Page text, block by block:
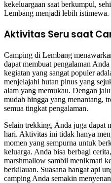
kekeluargaan saat berkumpul,
Lembang menjadi lebih istimewa.
Aktivitas Seru saat
Camping di Lembang
dapat membuat pengalaman
kegiatan yang sangat populer
menjelajahi hutan pinus yang
alam yang memukau. Dengan
mudah hingga yang menantang,
semua tingkat pengalaman.
Selain trekking, Anda juga dapat
hari. Aktivitas ini tidak hanya
momen yang sempurna untuk
keluarga. Anda bisa berbagi
marshmallow sambil menikmati
berkilauan. Suasana hangat api
camping Anda semakin